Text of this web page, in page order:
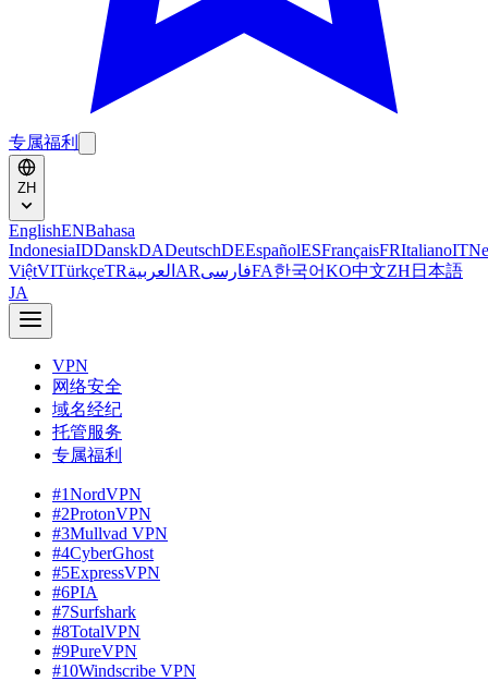
专属福利
ZH
EnglishENBahasa
IndonesiaIDDanskDADeutschDEEspañolESFrançaisFRItalianoIT
ViệtVITürkçeTRالعربية ARفارسیFA한국어KO中文ZH 日本語
JA
VPN
网络安全
域名经纪
托管服务
专属福利
#1NordVPN
#2ProtonVPN
#3Mullvad VPN
#4CyberGhost
#5ExpressVPN
#6PIA
#7Surfshark
#8TotalVPN
#9PureVPN
#10Windscribe VPN